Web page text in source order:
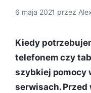
6 maja 2021 przez
Kiedy
telefonem czy
szybkiej pomocy
serwisach. Przed